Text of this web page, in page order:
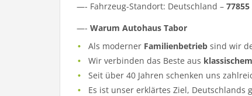
—- Fahrzeug-Standort: Deutschland –
—- Warum Autohaus Tabor
Als moderner Familienbetrieb sind wir
Wir verbinden das Beste aus
Seit über 40 Jahren schenken uns
Es ist unser erklärtes Ziel, Deutschlands